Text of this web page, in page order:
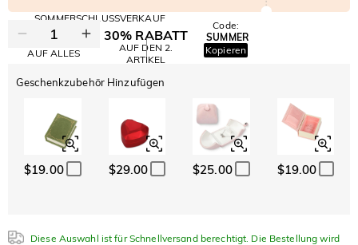
SOMMERSCHLUSSVERKAUF
10% RABATT
AUF ALLES
30% RABATT
AUF DEN 2.
ARTIKEL
Code:
SUMMER
Kopieren
Geschenkzubehör Hinzufügen
$19.00 $29.00 $25.00 $19.00
Diese Auswahl ist für Schnellversand berechtigt. Die Bestellung wird